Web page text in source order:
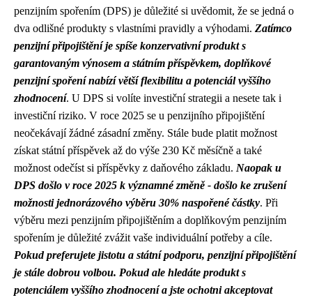
penzijním spořením (DPS) je důležité si uvědomit, že se jedná o
dva odlišné produkty s vlastními pravidly a výhodami. Zatímco
penzijní připojištění je spíše konzervativní produkt s
garantovaným výnosem a státním příspěvkem, doplňkové
penzijní spoření nabízí větší flexibilitu a potenciál vyššího
zhodnocení. U DPS si volíte investiční strategii a nesete tak i
investiční riziko. V roce 2025 se u penzijního připojištění
neočekávají žádné zásadní změny. Stále bude platit možnost
získat státní příspěvek až do výše 230 Kč měsíčně a také
možnost odečíst si příspěvky z daňového základu. Naopak u
DPS došlo v roce 2025 k významné změně - došlo ke zrušení
možnosti jednorázového výběru 30% naspořené částky. Při
výběru mezi penzijním připojištěním a doplňkovým penzijním
spořením je důležité zvážit vaše individuální potřeby a cíle.
Pokud preferujete jistotu a státní podporu, penzijní připojištění
je stále dobrou volbou. Pokud ale hledáte produkt s
potenciálem vyššího zhodnocení a jste ochotni akceptovat